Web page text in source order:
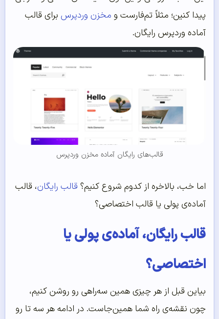
پیدا کنین؛ مثلاً تم‌فارست و مخزن وردپرس برای قالب
آماده وردپرس رایگان.
قالب‌های رایگان آماده مخزن وردپرس
اما خب، بالاخره از کدوم شروع کنیم؟ قالب رایگان، قالب
آماده‌ی پولی یا قالب اختصاصی؟
قالب رایگان، آماده‌ی پولی یا
اختصاصی؟
بیاین قبل از هر چیزی همین سه‌راهی رو روشن کنیم،
چون نقشه‌ی راه شما همین‌جاست. در ادامه هر سه تا رو